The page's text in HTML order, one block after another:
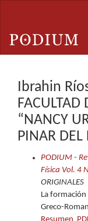
principal
Barra
Ibrahin
FACULTAD
“NANCY
PINAR DEL
PODIUM -
Física Vol. 4
ORIGINALES
La
Greco-
Resumen